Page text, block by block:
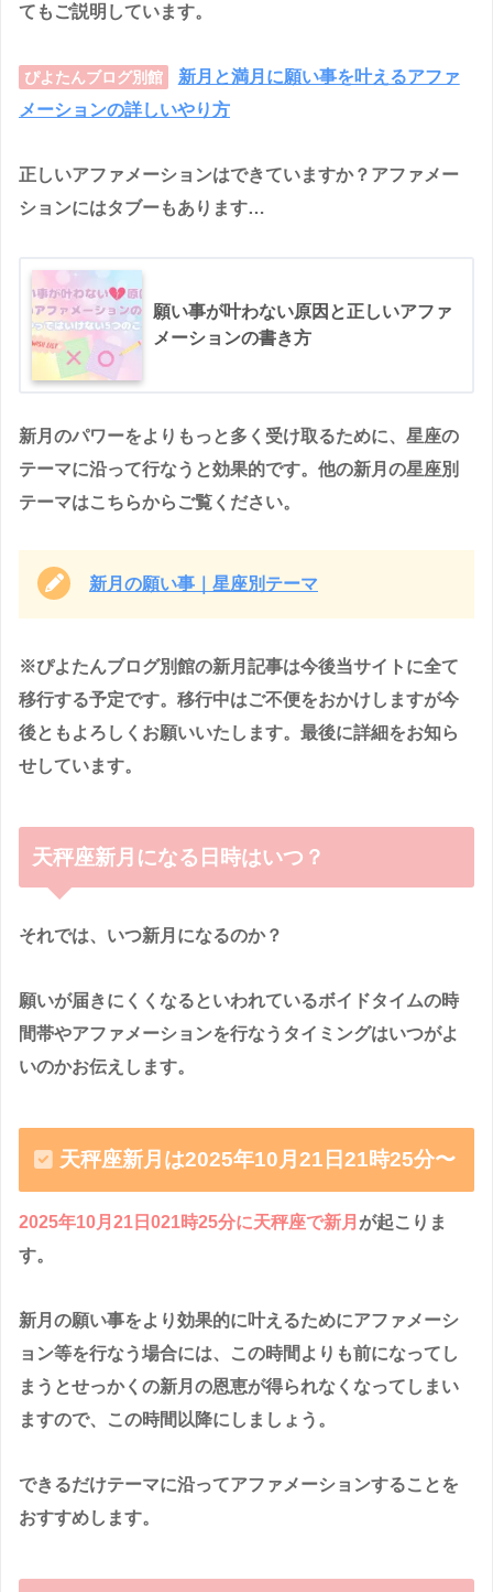
てもご説明しています。
ぴよたんブログ別館
新月と満月に願い事を叶えるアファ
メーションの詳しいやり方
正しいアファメーションはできていますか？アファメー
ションにはタブーもあります…
願い事が叶わない原因と正しいアファ
メーションの書き方
新月のパワーをよりもっと多く受け取るために、星座の
テーマに沿って行なうと効果的です。他の新月の星座別
テーマはこちらからご覧ください。
新月の願い事｜星座別テーマ
※ぴよたんブログ別館の新月記事は今後当サイトに全て
移行する予定です。移行中はご不便をおかけしますが今
後ともよろしくお願いいたします。最後に詳細をお知ら
せしています。
天秤座新月になる日時はいつ？
それでは、いつ新月になるのか？
願いが届きにくくなるといわれているボイドタイムの時
間帯やアファメーションを行なうタイミングはいつがよ
いのかお伝えします。
天秤座新月は2025年10月21日21時25分〜
2025年10月21日021時25分に天秤座で新月 が起こりま
す。
新月の願い事をより効果的に叶えるためにアファメーシ
ョン等を行なう場合には、この時間よりも前になってし
まうとせっかくの新月の恩恵が得られなくなってしまい
ますので、この時間以降にしましょう。
できるだけテーマに沿ってアファメーションすることを
おすすめします。